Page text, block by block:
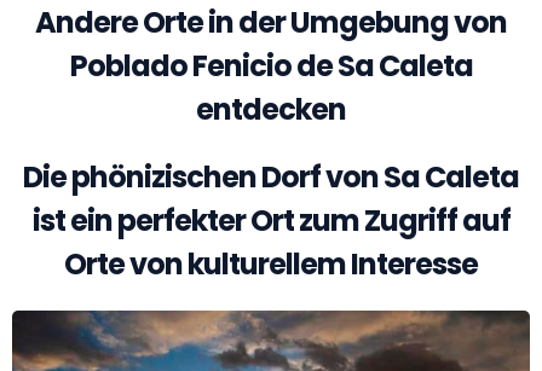
Andere Orte in der Umgebung von
Poblado Fenicio de Sa Caleta
entdecken
Die phönizischen Dorf von Sa Caleta
ist ein perfekter Ort zum Zugriff auf
Orte von kulturellem Interesse